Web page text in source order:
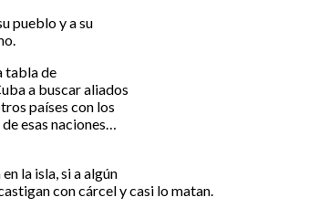
pueblo y a su
tabla de
a buscar aliados
países con los
esas naciones…
la isla, si a algún
con cárcel y casi lo matan.